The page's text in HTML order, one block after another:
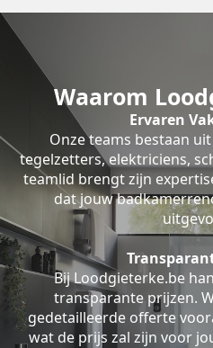
Waarom
Ervaren
Onze teams bestaan
tegelzetters, elektriciens,
teamlid brengt zijn
dat jouw
Bij Loodgieterke.be
transparante prijzen.
gedetailleerde offerte
wat de prijs zal zijn voor